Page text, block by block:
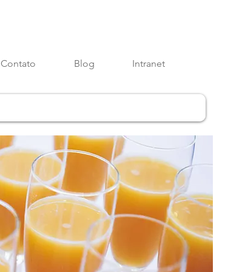
Contato Blog Intranet